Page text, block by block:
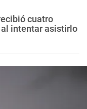
cuatro
intentar asistirlo